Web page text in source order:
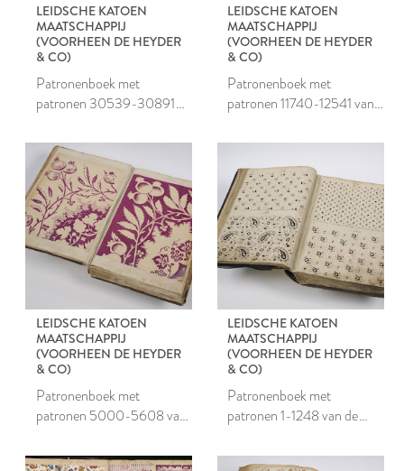
LEIDSCHE KATOEN
MAATSCHAPPIJ
(VOORHEEN DE HEYDER
& CO)
Patronenboek met
patronen 30539-30891
Maatschappij
LEIDSCHE KATOEN
MAATSCHAPPIJ
(VOORHEEN DE HEYDER
& CO)
Patronenboek met
patronen 11740-12541 van
Maatschappij
LEIDSCHE KATOEN
MAATSCHAPPIJ
(VOORHEEN DE HEYDER
& CO)
Patronenboek met
patronen 5000-5608 van
Maatschappij
LEIDSCHE KATOEN
MAATSCHAPPIJ
(VOORHEEN DE HEYDER
& CO)
Patronenboek met
patronen 1-1248 van de
Maatschappij